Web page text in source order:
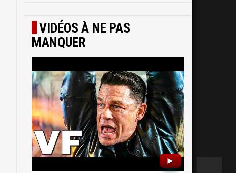
VIDÉOS À NE PAS
MANQUER
►